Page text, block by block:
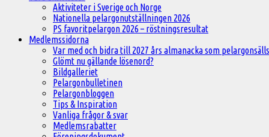
Aktiviteter i Sverige och Norge
Nationella pelargonutställningen 2026
PS favoritpelargon 2026 – röstningsresultat
Medlemssidorna
Var med och bidra till 2027 års almanacka som
Glömt nu gällande lösenord?
Bildgalleriet
Pelargonbulletinen
Pelargonbloggen
Tips & Inspiration
Vanliga frågor & svar
Medlemsrabatter